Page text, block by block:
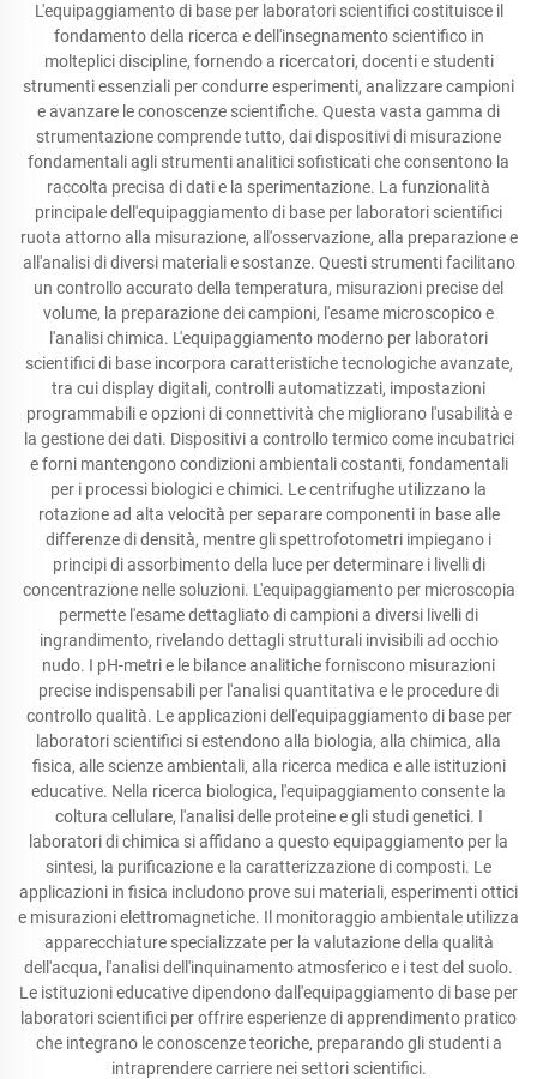
L'equipaggiamento di base per laboratori scientifici costituisce il
fondamento della ricerca e dell'insegnamento scientifico in
molteplici discipline, fornendo a ricercatori, docenti e studenti
strumenti essenziali per condurre esperimenti, analizzare campioni
e avanzare le conoscenze scientifiche. Questa vasta gamma di
strumentazione comprende tutto, dai dispositivi di misurazione
fondamentali agli strumenti analitici sofisticati che consentono la
raccolta precisa di dati e la sperimentazione. La funzionalità
principale dell'equipaggiamento di base per laboratori scientifici
ruota attorno alla misurazione, all'osservazione, alla preparazione e
all'analisi di diversi materiali e sostanze. Questi strumenti facilitano
un controllo accurato della temperatura, misurazioni precise del
volume, la preparazione dei campioni, l'esame microscopico e
l'analisi chimica. L'equipaggiamento moderno per laboratori
scientifici di base incorpora caratteristiche tecnologiche avanzate,
tra cui display digitali, controlli automatizzati, impostazioni
programmabili e opzioni di connettività che migliorano l'usabilità e
la gestione dei dati. Dispositivi a controllo termico come incubatrici
e forni mantengono condizioni ambientali costanti, fondamentali
per i processi biologici e chimici. Le centrifughe utilizzano la
rotazione ad alta velocità per separare componenti in base alle
differenze di densità, mentre gli spettrofotometri impiegano i
principi di assorbimento della luce per determinare i livelli di
concentrazione nelle soluzioni. L'equipaggiamento per microscopia
permette l'esame dettagliato di campioni a diversi livelli di
ingrandimento, rivelando dettagli strutturali invisibili ad occhio
nudo. I pH-metri e le bilance analitiche forniscono misurazioni
precise indispensabili per l'analisi quantitativa e le procedure di
controllo qualità. Le applicazioni dell'equipaggiamento di base per
laboratori scientifici si estendono alla biologia, alla chimica, alla
fisica, alle scienze ambientali, alla ricerca medica e alle istituzioni
educative. Nella ricerca biologica, l'equipaggiamento consente la
coltura cellulare, l'analisi delle proteine e gli studi genetici. I
laboratori di chimica si affidano a questo equipaggiamento per la
sintesi, la purificazione e la caratterizzazione di composti. Le
applicazioni in fisica includono prove sui materiali, esperimenti ottici
e misurazioni elettromagnetiche. Il monitoraggio ambientale utilizza
apparecchiature specializzate per la valutazione della qualità
dell'acqua, l'analisi dell'inquinamento atmosferico e i test del suolo.
Le istituzioni educative dipendono dall'equipaggiamento di base per
laboratori scientifici per offrire esperienze di apprendimento pratico
che integrano le conoscenze teoriche, preparando gli studenti a
intraprendere carriere nei settori scientifici.